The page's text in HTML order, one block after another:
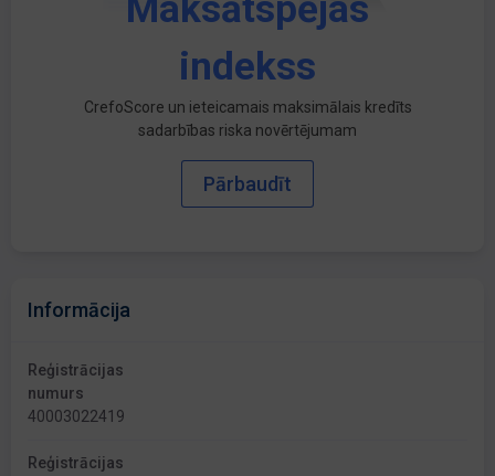
Maksātspējas
indekss
CrefoScore un ieteicamais maksimālais kredīts
sadarbības riska novērtējumam
Pārbaudīt
Informācija
Reģistrācijas
numurs
40003022419
Reģistrācijas